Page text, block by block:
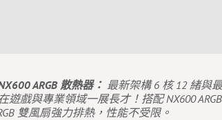
ARGB 散熱器： 最新架構 6 核 12 緒與最
遊戲與專業領域一展長才！搭配 NX600 ARGB
雙風扇強力排熱，性能不受限。